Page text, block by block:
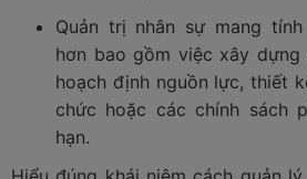
Quản trị nhân sự mang
hơn bao gồm việc xây dựng
hoạch định nguồn lực, thiết
chức hoặc các chính sách
hạn.